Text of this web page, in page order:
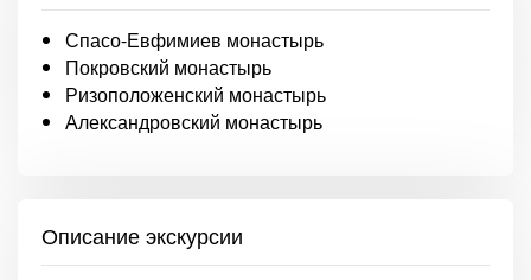
Спасо-Евфимиев монастырь
Покровский монастырь
Ризоположенский монастырь
Александровский монастырь
Описание экскурсии